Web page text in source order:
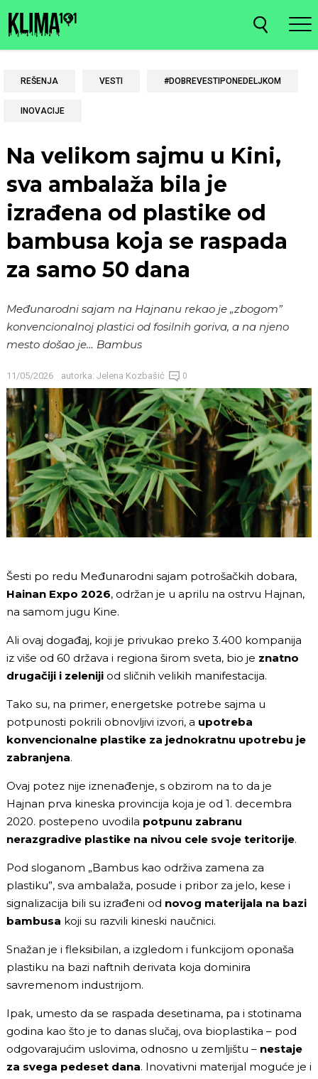
REŠENJA VESTI #DOBREVESTIPONEDELJKOM
INOVACIJE
Na velikom sajmu u Kini,
sva ambalaža bila je
izrađena od plastike od
bambusa koja se raspada
za samo 50 dana
Međunarodni sajam na Hajnanu rekao je „zbogom”
konvencionalnoj plastici od fosilnih goriva, a na njeno
mesto došao je… Bambus
11/05/2026 autorka: Jelena Kozbašić 0
Šesti po redu Međunarodni sajam potrošačkih dobara,
Hainan Expo 2026, održan je u aprilu na ostrvu Hajnan,
na samom jugu Kine.
Ali ovaj događaj, koji je privukao preko 3.400 kompanija
iz više od 60 država i regiona širom sveta, bio je znatno
drugačiji i zeleniji od sličnih velikih manifestacija.
Tako su, na primer, energetske potrebe sajma u
potpunosti pokrili obnovljivi izvori, a upotreba
konvencionalne plastike za jednokratnu upotrebu je
zabranjena.
Ovaj potez nije iznenađenje, s obzirom na to da je
Hajnan prva kineska provincija koja je od 1. decembra
2020. postepeno uvodila potpunu zabranu
nerazgradive plastike na nivou cele svoje teritorije.
Pod sloganom „Bambus kao održiva zamena za
plastiku”, sva ambalaža, posude i pribor za jelo, kese i
signalizacija bili su izrađeni od novog materijala na bazi
bambusa koji su razvili kineski naučnici.
Snažan je i fleksibilan, a izgledom i funkcijom oponaša
plastiku na bazi naftnih derivata koja dominira
savremenom industrijom.
Ipak, umesto da se raspada desetinama, pa i stotinama
godina kao što je to danas slučaj, ova bioplastika – pod
odgovarajućim uslovima, odnosno u zemljištu – nestaje
za svega pedeset dana. Inovativni materijal moguće je i